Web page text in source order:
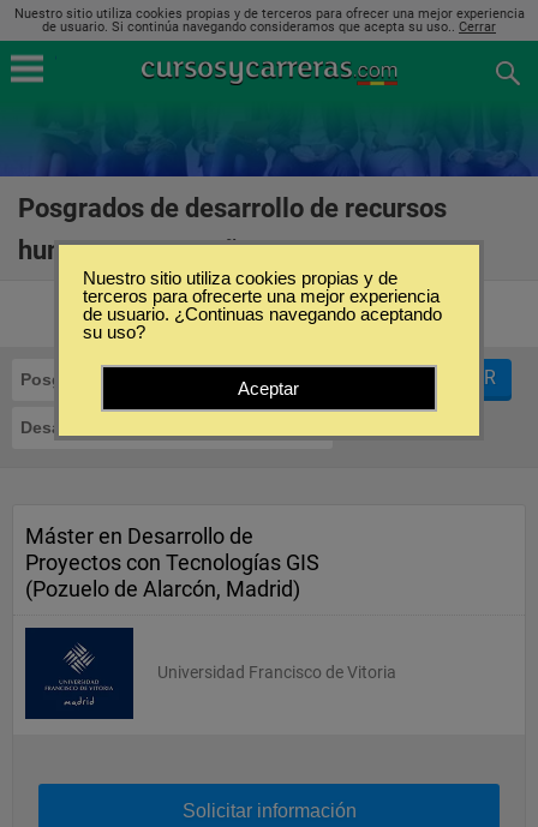
Nuestro sitio utiliza cookies propias y de terceros para ofrecer una mejor experiencia
de usuario. Si continúa navegando consideramos que acepta su uso.. Cerrar
Posgrados de desarrollo de recursos
humanos en España
Posgrados
Desarrollo de Recursos Humanos
FILTRAR
Máster en Desarrollo de
Proyectos con Tecnologías GIS
(Pozuelo de Alarcón, Madrid)
Universidad Francisco de Vitoria
Solicitar información
Nuestro sitio utiliza cookies propias y de
terceros para ofrecerte una mejor experiencia
de usuario. ¿Continuas navegando aceptando
su uso?
Aceptar